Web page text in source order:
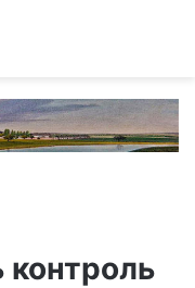
контроль